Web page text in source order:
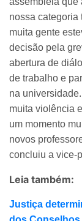
nossa categoria
muita gente
decisão pela
abertura de
de trabalho e
na
muita violência
um momento
novos
concluiu a vice-
Leia também:
Justiça